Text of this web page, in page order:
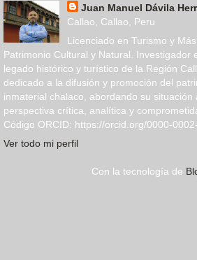
Juan Manuel Dávila
Callao, Callao, Peru
Licenciado en Turismo y
Patrimonio Cultural y Natural. Investigador
legado histórico y turístico de la Región
dedicado a la difusión y promoción del
inmaterial chalaco, abordando su situación
perspectiva crítica, analítica y
Código ORCID: https://orcid.org/0000-
Ver todo mi perfil
Con la tecnología de